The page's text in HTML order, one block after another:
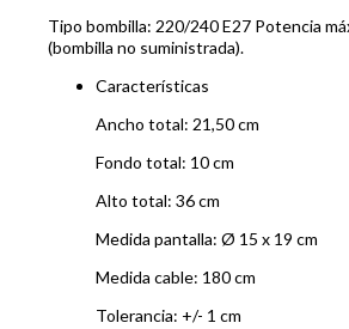
Tipo bombilla: 220/240 E27 Potencia
(bombilla no suministrada).
Características
Ancho total: 21,50 cm
Fondo total: 10 cm
Alto total: 36 cm
Medida pantalla: Ø 15 x 19 cm
Medida cable: 180 cm
Tolerancia: +/- 1 cm